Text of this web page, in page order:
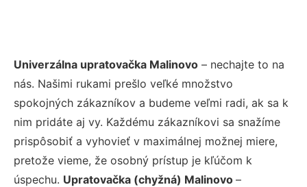
Univerzálna upratovačka Malinovo – nechajte to na
nás. Našimi rukami prešlo veľké množstvo
spokojných zákazníkov a budeme veľmi radi, ak sa k
nim pridáte aj vy. Každému zákazníkovi sa snažíme
prispôsobiť a vyhovieť v maximálnej možnej miere,
pretože vieme, že osobný prístup je kľúčom k
úspechu. Upratovačka (chyžná) Malinovo –